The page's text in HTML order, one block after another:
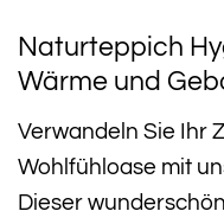
Naturteppich
Wärme und
Verwandeln Sie Ihr
Wohlfühloase mit
Dieser